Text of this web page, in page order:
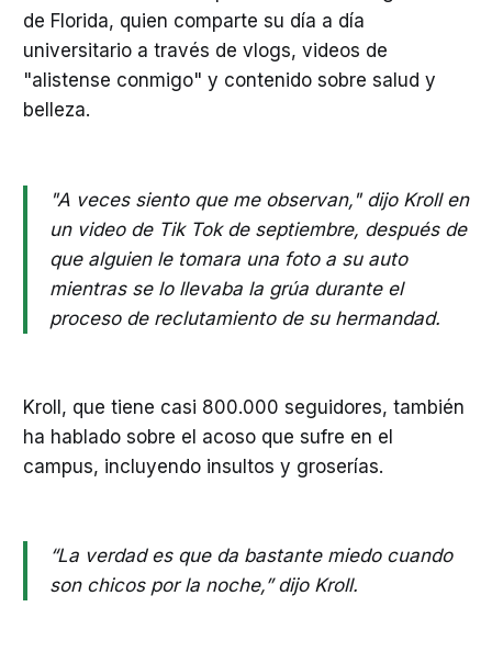
de Florida, quien comparte su día a día
universitario a través de vlogs, videos de
"alistense conmigo" y contenido sobre salud y
belleza.
"A veces siento que me observan," dijo Kroll en
un video de Tik Tok de septiembre, después de
que alguien le tomara una foto a su auto
mientras se lo llevaba la grúa durante el
proceso de reclutamiento de su hermandad.
Kroll, que tiene casi 800.000 seguidores, también
ha hablado sobre el acoso que sufre en el
campus, incluyendo insultos y groserías.
“La verdad es que da bastante miedo cuando
son chicos por la noche,” dijo Kroll.